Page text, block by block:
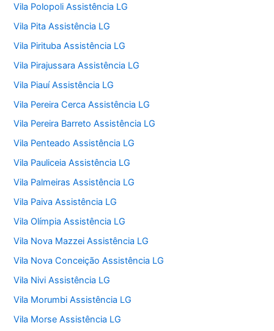
Vila Polopoli Assistência LG
Vila Pita Assistência LG
Vila Pirituba Assistência LG
Vila Pirajussara Assistência LG
Vila Piauí Assistência LG
Vila Pereira Cerca Assistência LG
Vila Pereira Barreto Assistência LG
Vila Penteado Assistência LG
Vila Pauliceia Assistência LG
Vila Palmeiras Assistência LG
Vila Paiva Assistência LG
Vila Olímpia Assistência LG
Vila Nova Mazzei Assistência LG
Vila Nova Conceição Assistência LG
Vila Nivi Assistência LG
Vila Morumbi Assistência LG
Vila Morse Assistência LG